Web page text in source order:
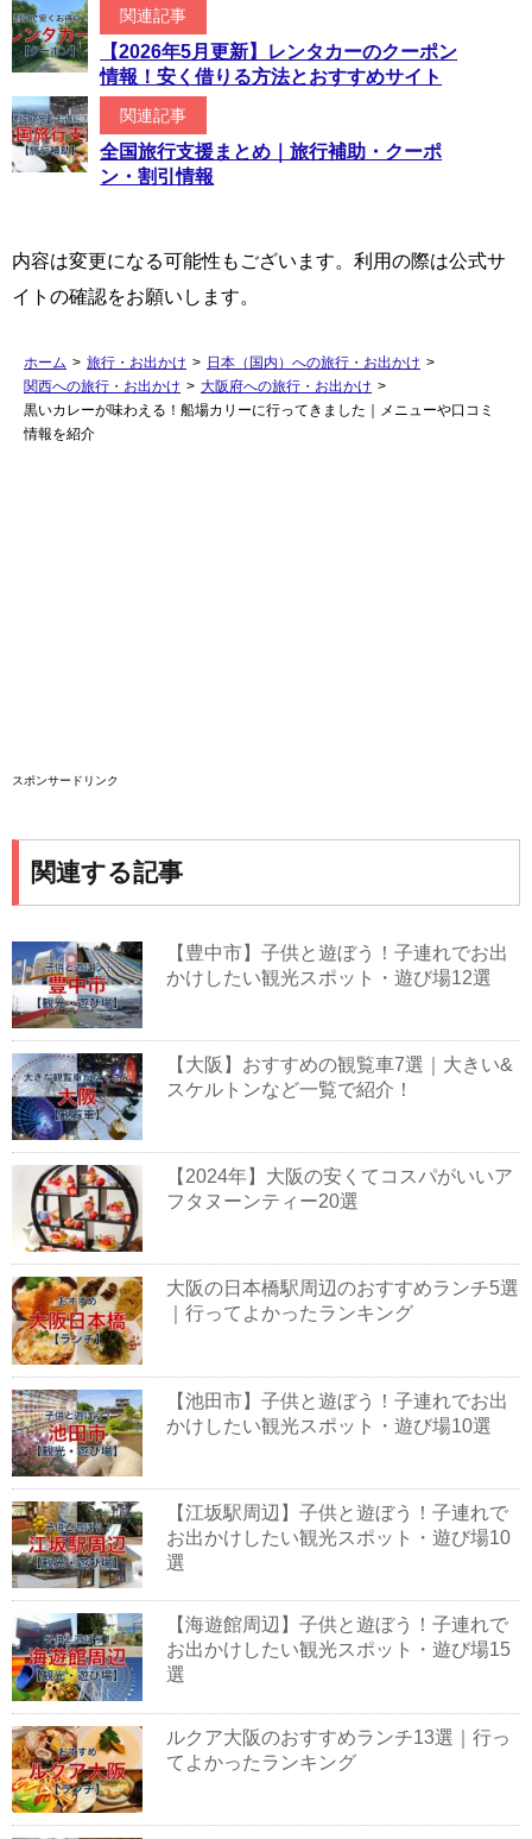
関連記事
【2026年5月更新】レンタカーのクーポン
情報！安く借りる方法とおすすめサイト
関連記事
全国旅行支援まとめ｜旅行補助・クーポ
ン・割引情報
内容は変更になる可能性もございます。利用の際は公式サ
イトの確認をお願いします。
ホーム > 旅行・お出かけ > 日本（国内）への旅行・お出かけ >
関西への旅行・お出かけ > 大阪府への旅行・お出かけ >
黒いカレーが味わえる！船場カリーに行ってきました｜メニューや口コミ
情報を紹介
スポンサードリンク
関連する記事
【豊中市】子供と遊ぼう！子連れでお出
かけしたい観光スポット・遊び場12選
【大阪】おすすめの観覧車7選｜大きい&
スケルトンなど一覧で紹介！
【2024年】大阪の安くてコスパがいいア
フタヌーンティー20選
大阪の日本橋駅周辺のおすすめランチ5選
｜行ってよかったランキング
【池田市】子供と遊ぼう！子連れでお出
かけしたい観光スポット・遊び場10選
【江坂駅周辺】子供と遊ぼう！子連れで
お出かけしたい観光スポット・遊び場10
選
【海遊館周辺】子供と遊ぼう！子連れで
お出かけしたい観光スポット・遊び場15
選
ルクア大阪のおすすめランチ13選｜行っ
てよかったランキング